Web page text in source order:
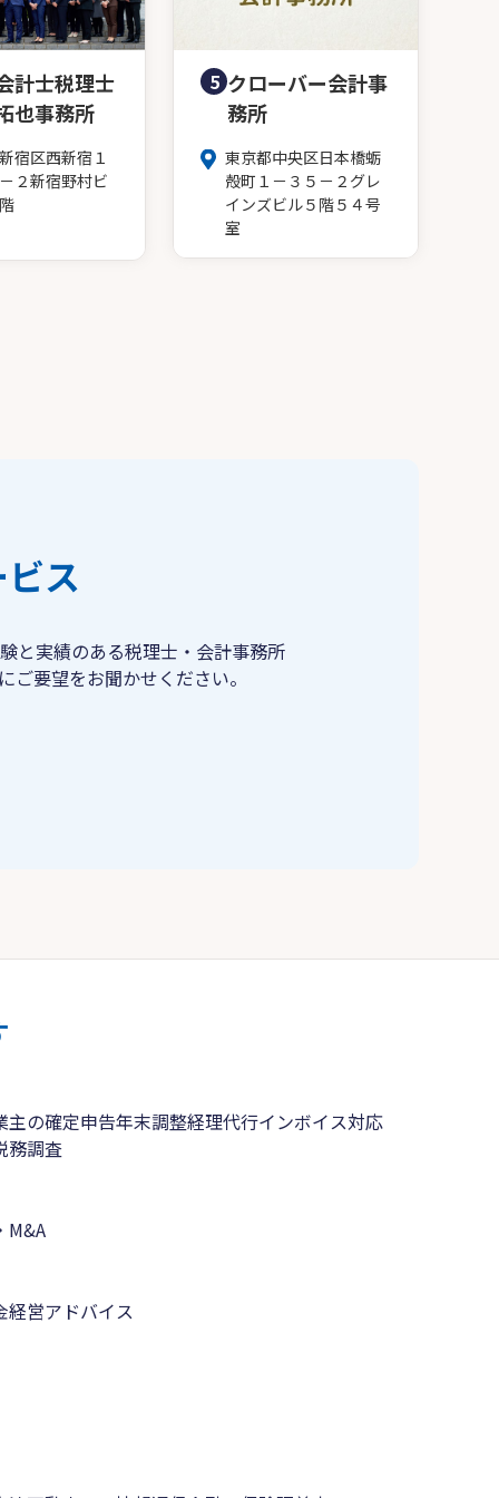
計士税理士
也事務所
宿区西新宿１
２新宿野村ビ
5 クローバー会計事
務所
東京都中央区日本橋蛎
殻町１－３５－２グレ
インズビル５階５４号
室
ス
と実績のある税理士・会計事務所
ご要望をお聞かせください。
主の確定申告年末調整経理代行インボイス対応
務調査
M&A
経営アドバイス